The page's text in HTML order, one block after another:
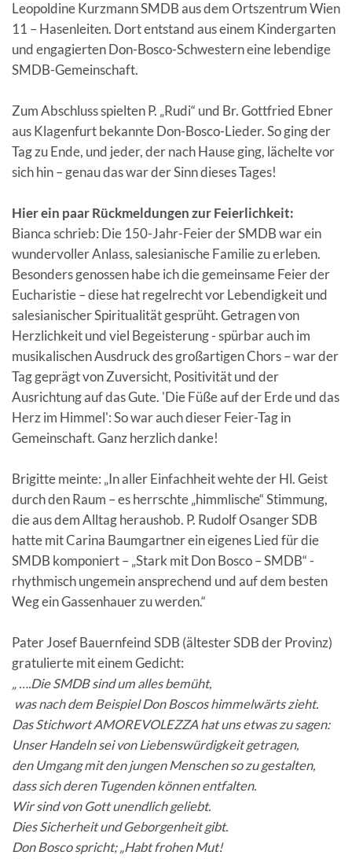
Leopoldine Kurzmann SMDB aus dem Ortszentrum Wien
11 – Hasenleiten. Dort entstand aus einem Kindergarten
und engagierten Don-Bosco-Schwestern eine lebendige
SMDB-Gemeinschaft.
Zum Abschluss spielten P. „Rudi“ und Br. Gottfried Ebner
aus Klagenfurt bekannte Don-Bosco-Lieder. So ging der
Tag zu Ende, und jeder, der nach Hause ging, lächelte vor
sich hin – genau das war der Sinn dieses Tages!
Hier ein paar Rückmeldungen zur Feierlichkeit:
Bianca schrieb: Die 150-Jahr-Feier der SMDB war ein
wundervoller Anlass, salesianische Familie zu erleben.
Besonders genossen habe ich die gemeinsame Feier der
Eucharistie – diese hat regelrecht vor Lebendigkeit und
salesianischer Spiritualität gesprüht. Getragen von
Herzlichkeit und viel Begeisterung - spürbar auch im
musikalischen Ausdruck des großartigen Chors – war der
Tag geprägt von Zuversicht, Positivität und der
Ausrichtung auf das Gute. 'Die Füße auf der Erde und das
Herz im Himmel': So war auch dieser Feier-Tag in
Gemeinschaft. Ganz herzlich danke!
Brigitte meinte: „In aller Einfachheit wehte der Hl. Geist
durch den Raum – es herrschte „himmlische“ Stimmung,
die aus dem Alltag heraushob. P. Rudolf Osanger SDB
hatte mit Carina Baumgartner ein eigenes Lied für die
SMDB komponiert – „Stark mit Don Bosco – SMDB“ -
rhythmisch ungemein ansprechend und auf dem besten
Weg ein Gassenhauer zu werden.“
Pater Josef Bauernfeind SDB (ältester SDB der Provinz)
gratulierte mit einem Gedicht:
„ ….Die SMDB sind um alles bemüht,
was nach dem Beispiel Don Boscos himmelwärts zieht.
Das Stichwort AMOREVOLEZZA hat uns etwas zu sagen:
Unser Handeln sei von Liebenswürdigkeit getragen,
den Umgang mit den jungen Menschen so zu gestalten,
dass sich deren Tugenden können entfalten.
Wir sind von Gott unendlich geliebt.
Dies Sicherheit und Geborgenheit gibt.
Don Bosco spricht; „Habt frohen Mut!